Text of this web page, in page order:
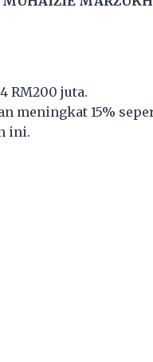
RM200 juta.
meningkat 15%
ini.